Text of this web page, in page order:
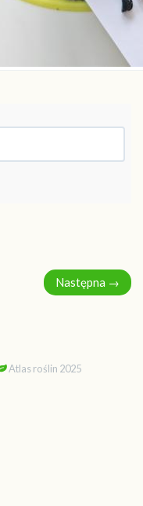
Następna →
Atlas roślin 2025